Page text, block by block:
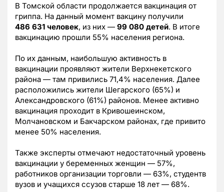
В Томской области продолжается вакцинация от
гриппа. На данный момент вакцину получили
486 631 человек, из них — 99 080 детей. В итоге
вакцинацию прошли 55% населения региона.
По их данным, наибольшую активность в
вакцинации проявляют жители Верхнекетского
района — там привились 71,4% населения. Далее
расположились жители Шегарского (65%) и
Александровского (61%) районов. Менее активно
вакцинация проходит в Кривошеинском,
Молчановском и Бакчарском районах, где привито
менее 50% населения.
Также эксперты отмечают недостаточный уровень
вакцинации у беременных женщин — 57%,
работников организации торговли — 63%, студентв
вузов и учащихся ссузов старше 18 лет — 68%.